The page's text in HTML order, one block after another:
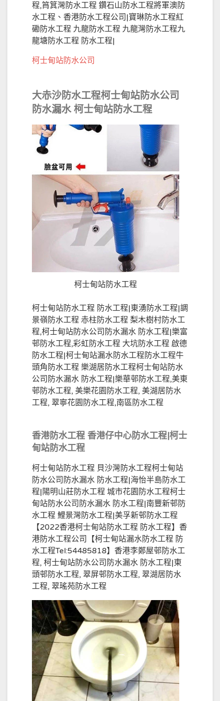
程,筲箕灣防水工程 鑽石山防水工程將軍澳防
水工程、香港防水工程公司|寶琳防水工程紅
磡防水工程 九龍防水工程 九龍灣防水工程九
龍塘防水工程 防水工程|
柯士甸站防水公司
大赤沙防水工程柯士甸站防水公司
防水漏水 柯士甸站防水工程
柯士甸站防水工程
柯士甸站防水工程 防水工程|東湧防水工程|調
景嶺防水工程 赤柱防水工程 梨木樹村防水工
程,柯士甸站防水公司防水漏水 防水工程|樂富
邨防水工程,彩虹防水工程 大坑防水工程 啟德
防水工程|柯士甸站漏水防水工程防水工程牛
頭角防水工程 樂湖居防水工程柯士甸站防水
公司防水漏水 防水工程|樂華邨防水工程,美東
邨防水工程, 美樂花園防水工程, 美湖居防水
工程, 翠寧花園防水工程,南區防水工程
香港防水工程 香港仔中心防水工程|柯士
甸站防水工程
柯士甸站防水工程 貝沙灣防水工程柯士甸站
防水公司防水漏水 防水工程|海怡半島防水工
程|陽明山莊防水工程 城市花園防水工程柯士
甸站防水公司防水漏水 防水工程|南豐新邨防
水工程 鯉景灣防水工程|美孚新邨防水工程
【2022香港柯士甸站防水工程 防水工程】香
港防水工程公司【柯士甸站漏水防水工程 防
水工程Tel:54485818】香港李鄭屋邨防水工
程, 柯士甸站防水公司防水漏水 防水工程|東
頭邨防水工程, 翠屏邨防水工程, 翠湖居防水
工程, 翠瑤苑防水工程